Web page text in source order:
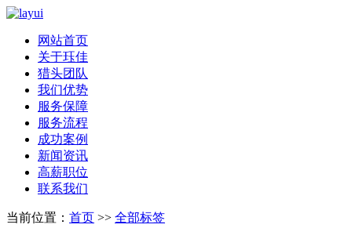
网站首页
关于珏佳
猎头团队
我们优势
服务保障
服务流程
成功案例
新闻资讯
高薪职位
联系我们
当前位置： 首页 >> 全部标签